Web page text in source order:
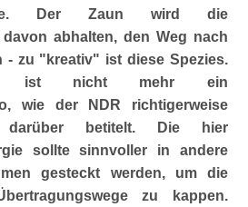
Der Zaun wird die
abhalten, den Weg nach
- zu
kreativ
ist diese Spezies.
ist nicht mehr ein
wie der NDR richtigerweise
darüber betitelt. Die hier
sollte sinnvoller in andere
gesteckt werden, um die
zu kappen.